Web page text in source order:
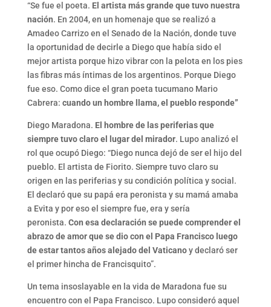
“Se fue el poeta. El artista más grande que tuvo nuestra
nación. En 2004, en un homenaje que se realizó a
Amadeo Carrizo en el Senado de la Nación, donde tuve
la oportunidad de decirle a Diego que había sido el
mejor artista porque hizo vibrar con la pelota en los pies
las fibras más íntimas de los argentinos. Porque Diego
fue eso. Como dice el gran poeta tucumano Mario
Cabrera: cuando un hombre llama, el pueblo responde”
Diego Maradona. El hombre de las periferias que
siempre tuvo claro el lugar del mirador. Lupo analizó el
rol que ocupó Diego: “Diego nunca dejó de ser el hijo del
pueblo. El artista de Fiorito. Siempre tuvo claro su
origen en las periferias y su condición política y social.
El declaró que su papá era peronista y su mamá amaba
a Evita y por eso el siempre fue, era y sería
peronista. Con esa declaración se puede comprender el
abrazo de amor que se dio con el Papa Francisco luego
de estar tantos años alejado del Vaticanoy declaró ser
el primer hincha de Francisquito”.
Un tema insoslayable en la vida de Maradona fue su
encuentro con el Papa Francisco. Lupo consideró aquel